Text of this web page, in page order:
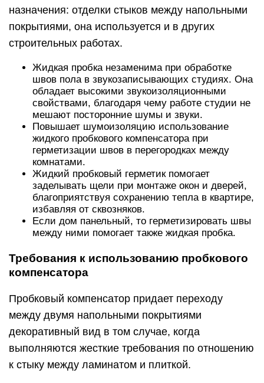
назначения: отделки стыков между напольными
покрытиями, она используется и в других
строительных работах.
Жидкая пробка незаменима при обработке
швов пола в звукозаписывающих студиях. Она
обладает высокими звукоизоляционными
свойствами, благодаря чему работе студии не
мешают посторонние шумы и звуки.
Повышает шумоизоляцию использование
жидкого пробкового компенсатора при
герметизации швов в перегородках между
комнатами.
Жидкий пробковый герметик помогает
заделывать щели при монтаже окон и дверей,
благоприятствуя сохранению тепла в квартире,
избавляя от сквозняков.
Если дом панельный, то герметизировать швы
между ними помогает также жидкая пробка.
Требования к использованию пробкового
компенсатора
Пробковый компенсатор придает переходу
между двумя напольными покрытиями
декоративный вид в том случае, когда
выполняются жесткие требования по отношению
к стыку между ламинатом и плиткой.